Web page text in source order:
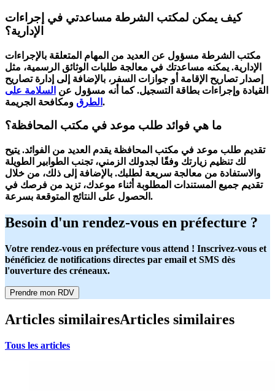
كيف يمكن لمكتب الشرطة مساعدتي في إجراءات
الإدارية؟
مكتب الشرطة مسؤول عن العديد من المهام المتعلقة بالإجراءات
الإدارية. يمكنه مساعدتك في معالجة طلبات الوثائق الرسمية، مثل
إصدار تصاريح الإقامة أو جوازات السفر، بالإضافة إلى إدارة تصاريح
القيادة وإجراءات بطاقة التسجيل. كما أنه مسؤول عن السلامة على
الطرق ومكافحة الجريمة.
ما هي فوائد طلب موعد في مكتب المحافظة؟
تقديم طلب موعد في مكتب المحافظة يقدم العديد من الفوائد. يتيح
لك تنظيم زيارتك وفقًا لجدولك الزمني، تجنب الطوابير الطويلة
والاستفادة من معالجة سريعة لطلبك. بالإضافة إلى ذلك، من خلال
تقديم جميع المستندات المطلوبة أثناء موعدك، تزيد من فرصك في
الحصول على النتائج المتوقعة بسرعة.
Besoin d'un rendez-vous en préfecture ?
Votre rendez-vous en préfecture vous attend ! Inscrivez-vous et
bénéficiez de notifications directes par email et SMS dès
l'ouverture des créneaux.
Prendre mon RDV
Articles similairesArticles similaires
Tous les articles